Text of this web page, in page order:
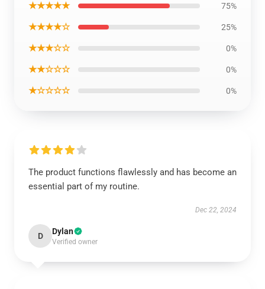
★★★★★ 75%
★★★★☆ 25%
★★★☆☆ 0%
★★☆☆☆ 0%
★☆☆☆☆ 0%
The product functions flawlessly and has become an
essential part of my routine.
Dec 22, 2024
D Dylan
Verified owner